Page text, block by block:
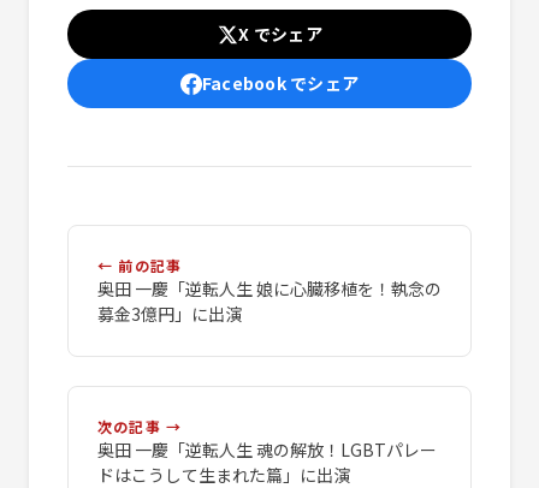
X でシェア
Facebook でシェア
← 前の記事
奥田 一慶「逆転人生 娘に心臓移植を！執念の
募金3億円」に出演
次の記事 →
奥田 一慶「逆転人生 魂の解放！LGBTパレー
ドはこうして生まれた篇」に出演